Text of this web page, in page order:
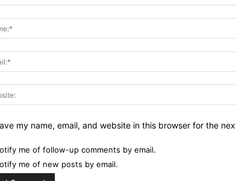
my name, email, and website in this browser for the
me of follow-up comments by email.
me of new posts by email.